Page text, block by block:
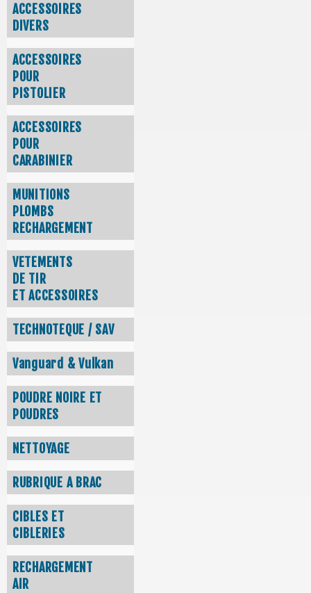
ACCESSOIRES
DIVERS
ACCESSOIRES
POUR
PISTOLIER
ACCESSOIRES
POUR
CARABINIER
MUNITIONS
PLOMBS
RECHARGEMENT
VETEMENTS
DE TIR
ET ACCESSOIRES
TECHNOTEQUE / SAV
Vanguard & Vulkan
POUDRE NOIRE ET
POUDRES
NETTOYAGE
RUBRIQUE A BRAC
CIBLES ET
CIBLERIES
RECHARGEMENT
AIR